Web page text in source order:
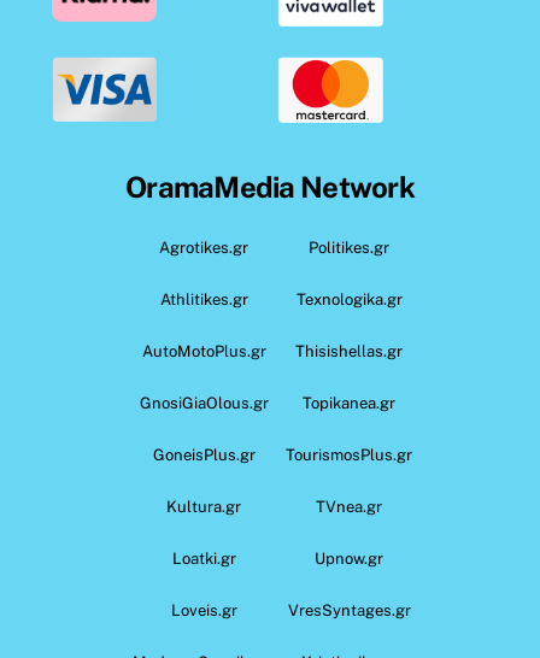
OramaMedia Network
Agrotikes.gr Politikes.gr
Athlitikes.gr Texnologika.gr
AutoMotoPlus.gr Thisishellas.gr
GnosiGiaOlous.gr Topikanea.gr
GoneisPlus.gr TourismosPlus.gr
Kultura.gr TVnea.gr
Loatki.gr Upnow.gr
Loveis.gr VresSyntages.gr